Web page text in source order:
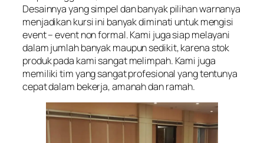
Desainnya yang simpel dan banyak pilihan warnanya
menjadikan kursi ini banyak diminati untuk mengisi
event – event non formal. Kami juga siap melayani
dalam jumlah banyak maupun sedikit, karena stok
produk pada kami sangat melimpah. Kami juga
memiliki tim yang sangat profesional yang tentunya
cepat dalam bekerja, amanah dan ramah.